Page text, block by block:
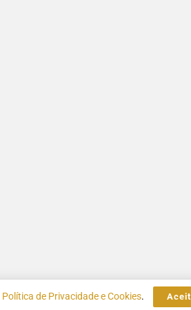
Política de Privacidade e Cookies.